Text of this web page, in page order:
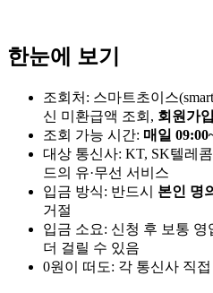
한눈에 보기
조회처: 스마트초이스
신 미환급액 조회, 회원가
조회 가능 시간: 매일
대상 통신사: KT, SK텔레
드의 유·무선 서비스
입금 방식: 반드시 본인 명
거절
입금 소요: 신청 후 보통
더 걸릴 수 있음
0원이 떠도: 각 통신사 직